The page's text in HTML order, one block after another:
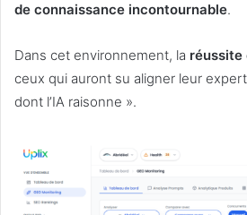
de connaissance incontournable.
Dans cet environnement, la réussite
ceux qui auront su aligner leur
dont l’IA raisonne ».